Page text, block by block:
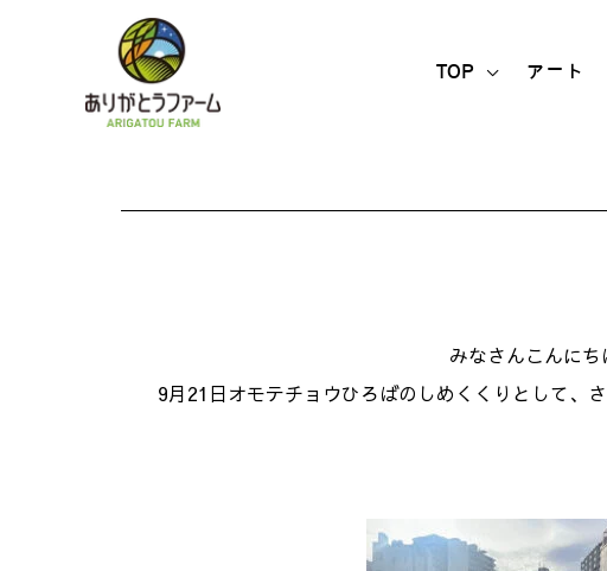
TOP アート
みなさんこんにち
9月21日オモテチョウひろばのしめくくりとして、